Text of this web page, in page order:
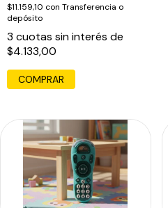
$11.159,10 con Transferencia o
depósito
3 cuotas sin interés de
$4.133,00
COMPRAR